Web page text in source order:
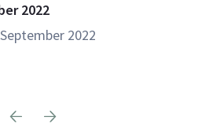
2022
2022